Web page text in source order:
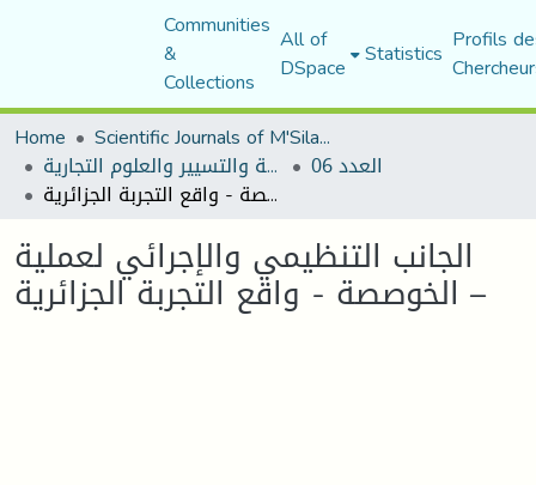
Communities
&
Collections
All of
DSpace Statistics Profils
Home
Scientific Journals of M'Sila University
مجلة العلوم الاقتصادية والتسيير والعلوم التجارية العدد 06
الجانب التنظيمي والإجرائي لعملية الخوصصة - واقع التجربة الجزائرية –
الجانب التنظيمي والإجرائي لعملية
الخوصصة - واقع التجربة الجزائرية –